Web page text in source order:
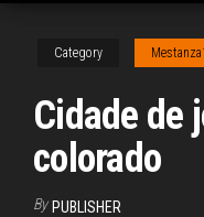
Category
Cidade de
colorado
By PUBLISHER